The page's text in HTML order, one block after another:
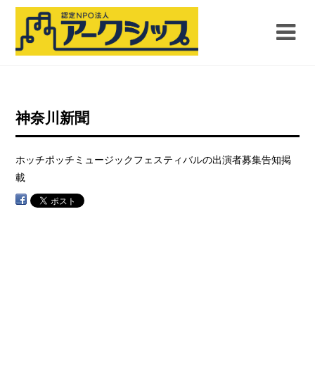
神奈川新聞
ホッチポッチミュージックフェスティバルの出演者募集告知掲
載